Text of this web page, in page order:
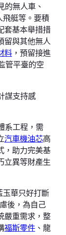
的無人車、
艇等。要積
套基本舉措措
留與其他無人
料 ，預留接進
管平臺的空
謀支持感
系工程，需
汽車機油芯高
，助力完美基
立異等財產生
玉華只好打斷
後，為自己
嚴重需求，整
福斯零件 、龍